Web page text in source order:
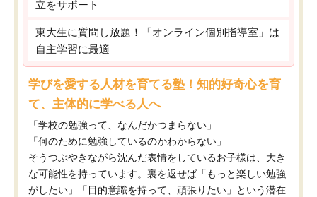
立をサポート
東大生に質問し放題！「オンライン個別指導室」は
自主学習に最適
学びを愛する人材を育てる塾！知的好奇心を育
て、主体的に学べる人へ
「学校の勉強って、なんだかつまらない」
「何のために勉強しているのかわからない」
そうつぶやきながら沈んだ表情をしているお子様は、大き
な可能性を持っています。裏を返せば「もっと楽しい勉強
がしたい」「目的意識を持って、頑張りたい」という潜在